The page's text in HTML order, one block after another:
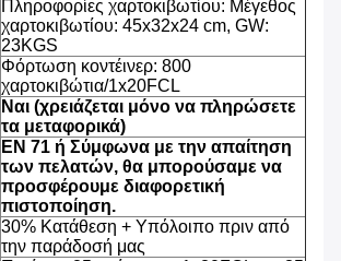
Πληροφορίες χαρτοκιβωτίου: Μέγεθος
χαρτοκιβωτίου: 45x32x24 cm, GW:
23KGS
Φόρτωση κοντέινερ: 800
χαρτοκιβώτια/1x20FCL
Ναι (χρειάζεται μόνο να πληρώσετε
τα μεταφορικά)
EN 71 ή Σύμφωνα με την απαίτηση
των πελατών, θα μπορούσαμε να
προσφέρουμε διαφορετική
πιστοποίηση.
30% Κατάθεση + Υπόλοιπο πριν από
την παράδοσή μας